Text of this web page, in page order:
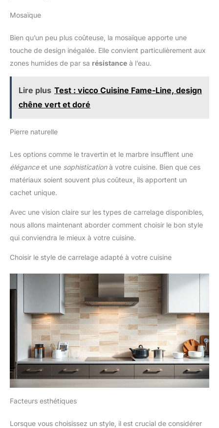
Mosaïque
Bien qu’un peu plus coûteuse, la mosaïque apporte une
touche de design inégalée. Elle convient particulièrement aux
zones humides de par sa résistance à l’eau.
Lire plus Test : vicco Cuisine Fame-Line, design
chêne vert et doré
Pierre naturelle
Les options comme le travertin et le marbre insufflent une
éléganceet une sophisticationà votre cuisine. Bien que ces
matériaux soient souvent plus coûteux, ils apportent un
cachet unique.
Avec une vision claire sur les types de carrelage disponibles,
nous allons maintenant aborder comment choisir le bon style
qui conviendra le mieux à votre cuisine.
Choisir le style de carrelage adapté à votre cuisine
Facteurs esthétiques
Lorsque vous choisissez un style, il est crucial de considérer